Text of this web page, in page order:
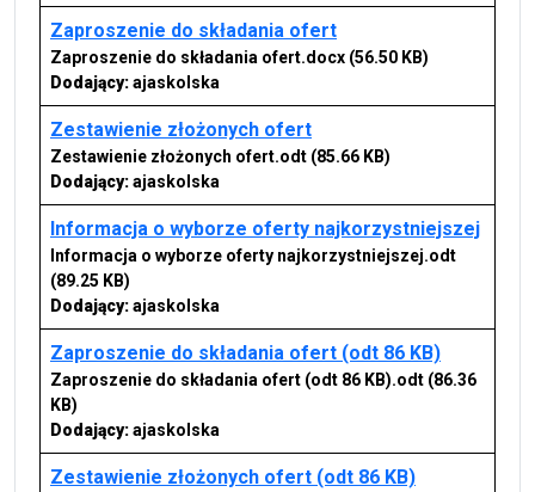
Zaproszenie do składania ofert
Zaproszenie do składania ofert.docx (56.50 KB)
Dodający:ajaskolska
Zestawienie złożonych ofert
Zestawienie złożonych ofert.odt (85.66 KB)
Dodający:ajaskolska
Informacja o wyborze oferty najkorzystniejszej
Informacja o wyborze oferty najkorzystniejszej.odt
(89.25 KB)
Dodający:ajaskolska
Zaproszenie do składania ofert (odt 86 KB)
Zaproszenie do składania ofert (odt 86 KB).odt (86.36
KB)
Dodający:ajaskolska
Zestawienie złożonych ofert (odt 86 KB)